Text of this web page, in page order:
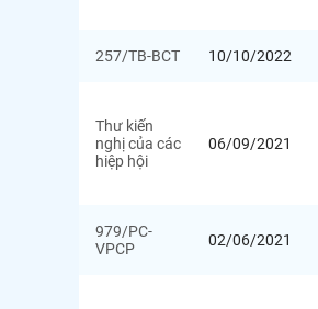
257/TB-BCT 10/10/2022
Thư kiến
nghị của các
hiệp hội
06/09/2021
979/PC-
VPCP
02/06/2021